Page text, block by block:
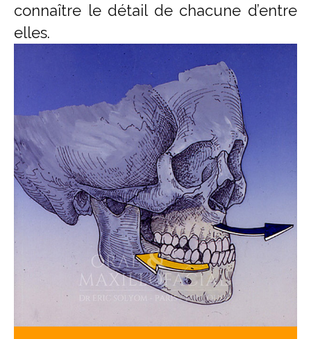
connaître le détail de chacune d’entre
elles.